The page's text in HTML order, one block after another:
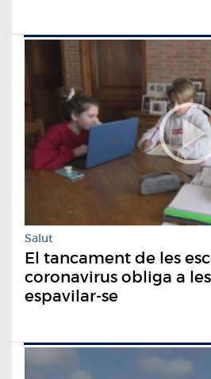
Salut
El tancament de les
coronavirus obliga a
espavilar-se